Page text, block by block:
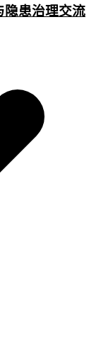
隐患治理交流